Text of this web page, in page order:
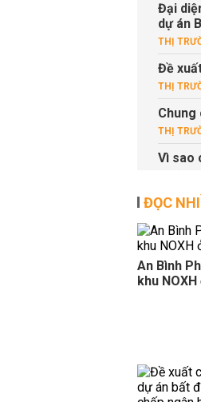
Đại
dự án
THỊ
Đề
THỊ
THỊ
Vì sao
9 km
Đề
QUY
Khu
Bổ
QUY
ĐỌC
An Bình
khu